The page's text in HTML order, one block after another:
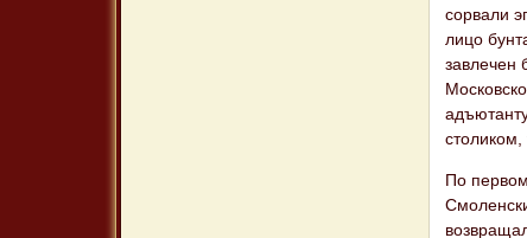
сорвали
лицо
завлечен
столиком,
По